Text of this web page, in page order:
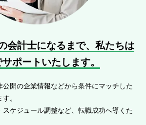
会計士になるまで、 私たちは
ポートいたします。
開の企業情報などから条件にマッチした
。
ケジュール調整など、転職成功へ導くた